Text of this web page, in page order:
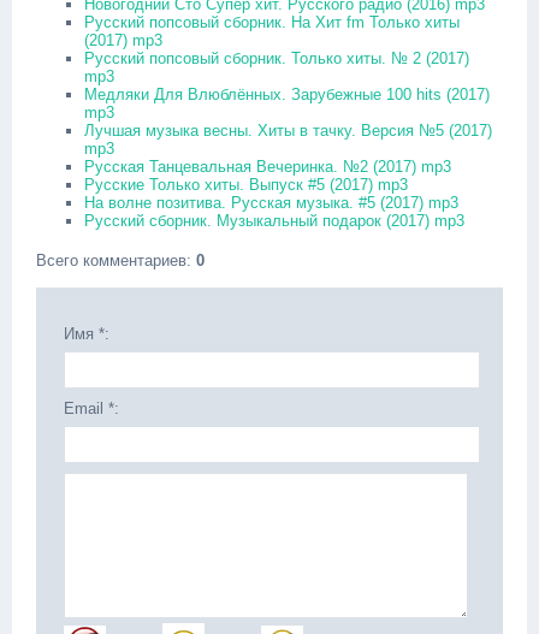
Новогодний Сто Супер хит. Русского радио (2016) mp3
Русский попсовый сборник. На Хит fm Только хиты
(2017) mp3
Русский попсовый сборник. Только хиты. № 2 (2017)
mp3
Медляки Для Влюблённых. Зарубежные 100 hits (2017)
mp3
Лучшая музыка весны. Хиты в тачку. Версия №5 (2017)
mp3
Русская Танцевальная Вечеринка. №2 (2017) mp3
Русские Только хиты. Выпуск #5 (2017) mp3
На волне позитива. Русская музыка. #5 (2017) mp3
Русский сборник. Музыкальный подарок (2017) mp3
Всего комментариев: 0
Имя *:
Email *: